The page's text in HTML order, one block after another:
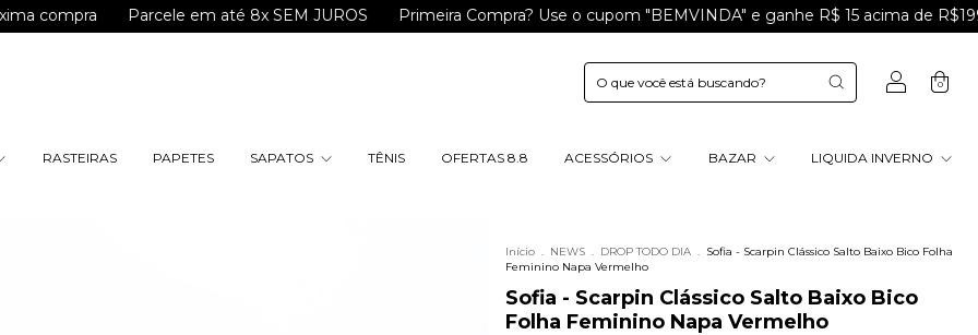
Parcele em até 8x SEM JUROS Primeira Compra? Use o cupom "BEMVINDA" e ganhe R$ 15 acima de R$199
0
RASTEIRAS PAPETES SAPATOS TÊNIS OFERTAS 8.8 ACESSÓRIOS BAZAR LIQUIDA INVERNO
Início . NEWS . DROP TODO DIA . Sofia - Scarpin Clássico Salto Baixo Bico Folha
Feminino Napa Vermelho
Sofia - Scarpin Clássico Salto Baixo Bico
Folha Feminino Napa Vermelho